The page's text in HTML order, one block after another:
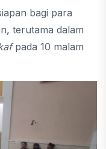
bagi para
terutama dalam
pada 10 malam